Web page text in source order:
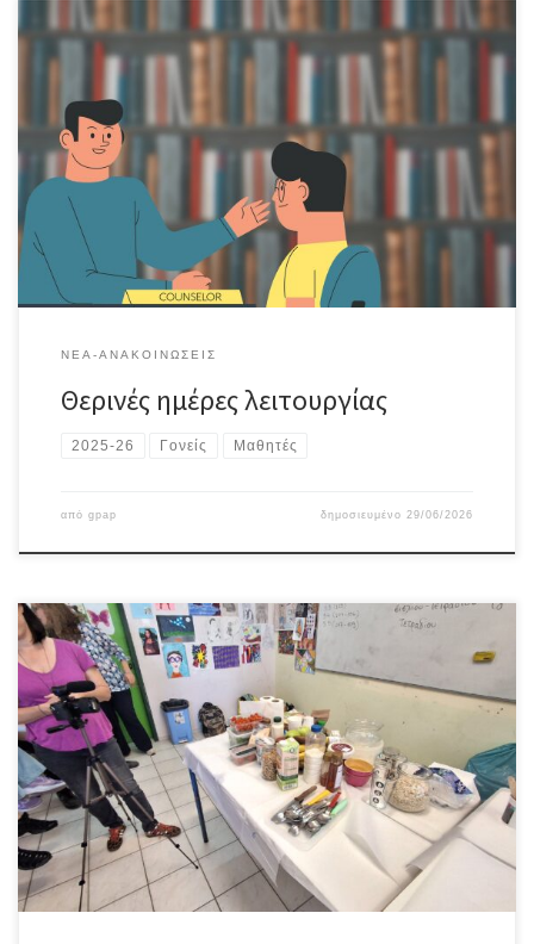
Σας ενημερώνουμε ότι από 1/7/2026 και μέχρι τις 31/08/2026 το
σχολείο θα λειτουργεί κάθε Δευτέρα (8 π.μ. – 2μ.μ.).
ΝΈΑ-ΑΝΑΚΟΙΝΏΣΕΙΣ
Θερινές ημέρες λειτουργίας
2025-26 Γονείς Μαθητές
από gpap δημοσιευμένο29/06/2026
Στο πλαίσιο του προγράμματος «ΑΡΤΕΜΙΣ» σε συνεργασία με το
Κέντρο Υγείας Παιδιού Καισαριανής υλοποιήθηκε στο σχολείο μας
δράση με τίτλο: «Ημέρα Μαγειρικής στην Τάξη» την Δευτέρα 18
Μαΐου 2026. Τη δράση συντόνισε ο κ. Σπύρος Μαργαρίτης, σε
συνεργασία με το επιστημονικό προσωπικό του Κέντρου Υγείας
Παιδιού Καισαριανής. Ο Σπύρος Μαργαρίτης είναι Έλληνας
δημοσιογράφος, […]